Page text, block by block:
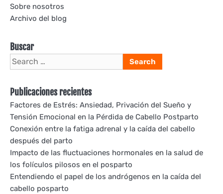
Sobre nosotros
Archivo del blog
Buscar
Search
for:
Publicaciones recientes
Factores de Estrés: Ansiedad, Privación del Sueño y
Tensión Emocional en la Pérdida de Cabello Postparto
Conexión entre la fatiga adrenal y la caída del cabello
después del parto
Impacto de las fluctuaciones hormonales en la salud de
los folículos pilosos en el posparto
Entendiendo el papel de los andrógenos en la caída del
cabello posparto